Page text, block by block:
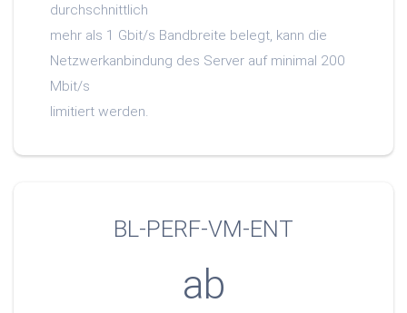
durchschnittlich
mehr als 1 Gbit/s Bandbreite belegt, kann die
Netzwerkanbindung des Server auf minimal 200
Mbit/s
limitiert werden.
BL-PERF-VM-ENT
ab